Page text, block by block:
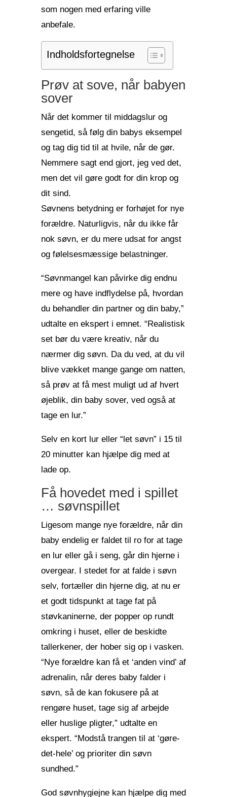
som nogen med erfaring ville
anbefale.
Indholdsfortegnelse
Prøv at sove, når babyen
sover
Når det kommer til middagslur og
sengetid, så følg din babys eksempel
og tag dig tid til at hvile, når de gør.
Nemmere sagt end gjort, jeg ved det,
men det vil gøre godt for din krop og
dit sind.
Søvnens betydning er forhøjet for nye
forældre. Naturligvis, når du ikke får
nok søvn, er du mere udsat for angst
og følelsesmæssige belastninger.
“Søvnmangel kan påvirke dig endnu
mere og have indflydelse på, hvordan
du behandler din partner og din baby,”
udtalte en ekspert i emnet. “Realistisk
set bør du være kreativ, når du
nærmer dig søvn. Da du ved, at du vil
blive vækket mange gange om natten,
så prøv at få mest muligt ud af hvert
øjeblik, din baby sover, ved også at
tage en lur.”
Selv en kort lur eller “let søvn” i 15 til
20 minutter kan hjælpe dig med at
lade op.
Få hovedet med i spillet
… søvnspillet
Ligesom mange nye forældre, når din
baby endelig er faldet til ro for at tage
en lur eller gå i seng, går din hjerne i
overgear. I stedet for at falde i søvn
selv, fortæller din hjerne dig, at nu er
et godt tidspunkt at tage fat på
støvkaninerne, der popper op rundt
omkring i huset, eller de beskidte
tallerkener, der hober sig op i vasken.
“Nye forældre kan få et ‘anden vind’ af
adrenalin, når deres baby falder i
søvn, så de kan fokusere på at
rengøre huset, tage sig af arbejde
eller huslige pligter,” udtalte en
ekspert. “Modstå trangen til at ‘gøre-
det-hele’ og prioriter din søvn
sundhed.”
God søvnhygiejne kan hjælpe dig med